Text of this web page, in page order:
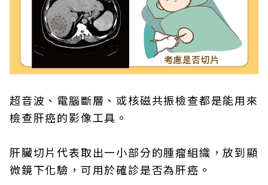
超音波、電腦斷層、或核磁共振檢查都是能用來
檢查肝癌的影像工具。
肝臟切片代表取出一小部分的腫瘤組織，放到顯
微鏡下化驗，可用於確診是否為肝癌。